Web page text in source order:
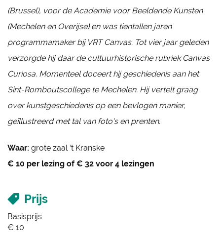
(Brussel), voor de Academie voor Beeldende Kunsten
(Mechelen en Overijse) en was tientallen jaren
programmamaker bij VRT Canvas. Tot vier jaar geleden
verzorgde hij daar de cultuurhistorische rubriek Canvas
Curiosa. Momenteel doceert hij geschiedenis aan het
Sint-Romboutscollege te Mechelen. Hij vertelt graag
over kunstgeschiedenis op een bevlogen manier,
geïllustreerd met tal van foto's en prenten.
Waar: grote zaal ‘t Kranske
€ 10 per lezing of € 32 voor 4 lezingen
Prijs
Basisprijs
€ 10